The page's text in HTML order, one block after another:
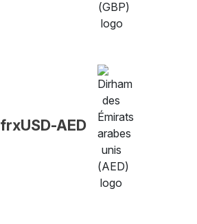
frxUSD-AED